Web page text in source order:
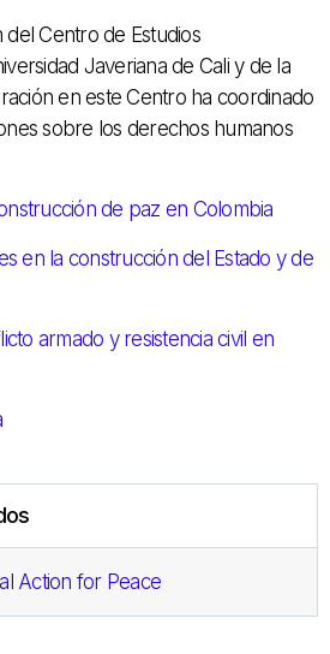
del Centro de Estudios
Javeriana de Cali y de la
en este Centro ha coordinado
sobre los derechos humanos
de paz en Colombia
en la construcción del Estado y de
armado y resistencia civil en
Action for Peace